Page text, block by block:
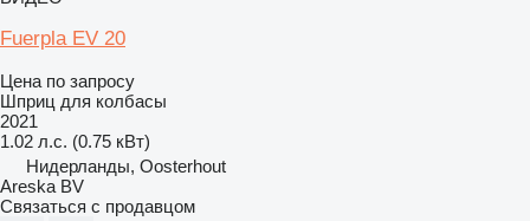
Fuerpla EV 20
Цена по запросу
Шприц для колбасы
2021
1.02 л.с. (0.75 кВт)
Нидерланды, Oosterhout
Areska BV
Связаться с продавцом